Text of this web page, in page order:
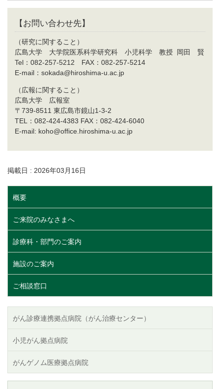
【お問い合わせ先】
（研究に関すること）
広島大学 大学院医系科学研究科 小児科学 教授 岡田 賢
Tel：082-257-5212 FAX：082-257-5214
E-mail：sokada@hiroshima-u.ac.jp
（広報に関すること）
広島大学 広報室
〒739-8511 東広島市鏡山1-3-2
TEL：082-424-4383 FAX：082-424-6040
E-mail: koho@office.hiroshima-u.ac.jp
掲載日 : 2026年03月16日
概要
ご来院のみなさまへ
診療科・部門のご案内
施設のご案内
ご相談窓口
がん診療連携拠点病院（がん治療センター）
小児がん拠点病院
がんゲノム医療拠点病院